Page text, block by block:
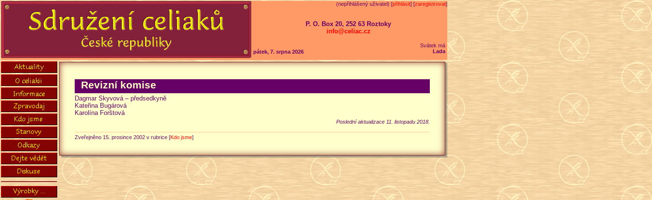
(nepřihlášený uživatel) [přihlásit] [zaregistrovat]
pátek, 7. srpna 2026
Svátek má
Lada
P. O. Box 20, 252 63 Roztoky
info@celiac.cz
Revizní komise
Dagmar Skyvová – předsedkyně
Kateřina Bugárová
Karolína Forštová
Poslední aktualizace 11. listopadu 2018.
Zveřejněno 15. prosince 2002 v rubrice [Kdo jsme]